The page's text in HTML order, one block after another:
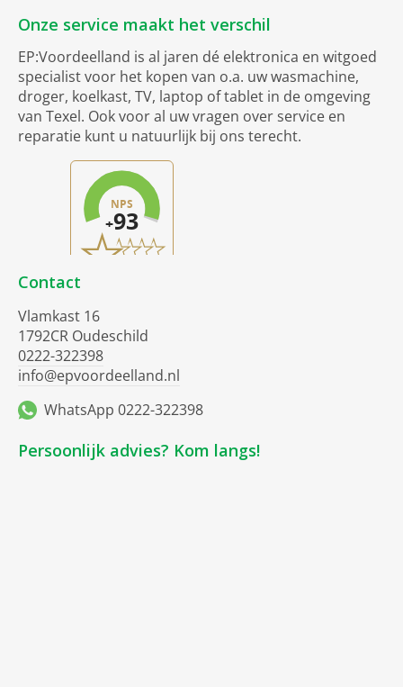
Onze service maakt het verschil
EP:Voordeelland is al jaren dé elektronica en witgoed
specialist voor het kopen van o.a. uw wasmachine,
droger, koelkast, TV, laptop of tablet in de omgeving
van Texel. Ook voor al uw vragen over service en
reparatie kunt u natuurlijk bij ons terecht.
Contact
Vlamkast 16
1792CR Oudeschild
0222-322398
info@epvoordeelland.nl
WhatsApp 0222-322398
Persoonlijk advies? Kom langs!